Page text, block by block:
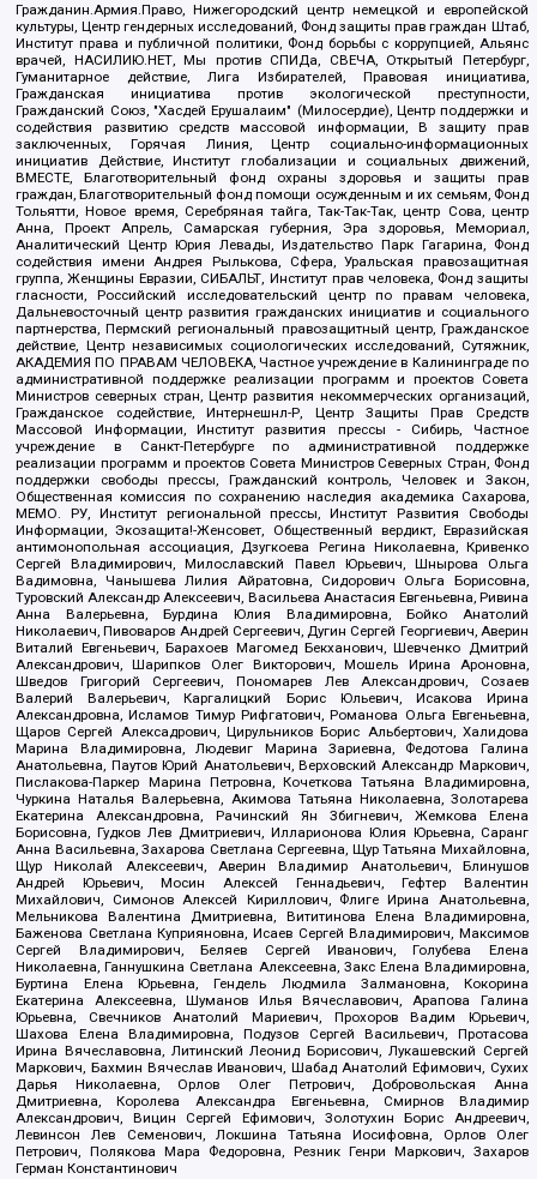
Гражданин.Армия.Право, Нижегородский центр немецкой и европейской
культуры, Центр гендерных исследований, Фонд защиты прав граждан Штаб,
Институт права и публичной политики, Фонд борьбы с коррупцией, Альянс
врачей, НАСИЛИЮ.НЕТ, Мы против СПИДа, СВЕЧА, Открытый Петербург,
Гуманитарное действие, Лига Избирателей, Правовая инициатива,
Гражданская инициатива против экологической преступности,
Гражданский Союз, "Хасдей Ерушалаим" (Милосердие), Центр поддержки и
содействия развитию средств массовой информации, В защиту прав
заключенных, Горячая Линия, Центр социально-информационных
инициатив Действие, Институт глобализации и социальных движений,
ВМЕСТЕ, Благотворительный фонд охраны здоровья и защиты прав
граждан, Благотворительный фонд помощи осужденным и их семьям, Фонд
Тольятти, Новое время, Серебряная тайга, Так-Так-Так, центр Сова, центр
Анна, Проект Апрель, Самарская губерния, Эра здоровья, Мемориал,
Аналитический Центр Юрия Левады, Издательство Парк Гагарина, Фонд
содействия имени Андрея Рылькова, Сфера, Уральская правозащитная
группа, Женщины Евразии, СИБАЛЬТ, Институт прав человека, Фонд защиты
гласности, Российский исследовательский центр по правам человека,
Дальневосточный центр развития гражданских инициатив и социального
партнерства, Пермский региональный правозащитный центр, Гражданское
действие, Центр независимых социологических исследований, Сутяжник,
АКАДЕМИЯ ПО ПРАВАМ ЧЕЛОВЕКА, Частное учреждение в Калининграде по
административной поддержке реализации программ и проектов Совета
Министров северных стран, Центр развития некоммерческих организаций,
Гражданское содействие, Интернешнл-Р, Центр Защиты Прав Средств
Массовой Информации, Институт развития прессы - Сибирь, Частное
учреждение в Санкт-Петербурге по административной поддержке
реализации программ и проектов Совета Министров Северных Стран, Фонд
поддержки свободы прессы, Гражданский контроль, Человек и Закон,
Общественная комиссия по сохранению наследия академика Сахарова,
МЕМО. РУ, Институт региональной прессы, Институт Развития Свободы
Информации, Экозащита!-Женсовет, Общественный вердикт, Евразийская
антимонопольная ассоциация, Дзугкоева Регина Николаевна, Кривенко
Сергей Владимирович, Милославский Павел Юрьевич, Шнырова Ольга
Вадимовна, Чанышева Лилия Айратовна, Сидорович Ольга Борисовна,
Туровский Александр Алексеевич, Васильева Анастасия Евгеньевна, Ривина
Анна Валерьевна, Бурдина Юлия Владимировна, Бойко Анатолий
Николаевич, Пивоваров Андрей Сергеевич, Дугин Сергей Георгиевич, Аверин
Виталий Евгеньевич, Барахоев Магомед Бекханович, Шевченко Дмитрий
Александрович, Шарипков Олег Викторович, Мошель Ирина Ароновна,
Шведов Григорий Сергеевич, Пономарев Лев Александрович, Созаев
Валерий Валерьевич, Каргалицкий Борис Юльевич, Исакова Ирина
Александровна, Исламов Тимур Рифгатович, Романова Ольга Евгеньевна,
Щаров Сергей Алексадрович, Цирульников Борис Альбертович, Халидова
Марина Владимировна, Людевиг Марина Зариевна, Федотова Галина
Анатольевна, Паутов Юрий Анатольевич, Верховский Александр Маркович,
Пислакова-Паркер Марина Петровна, Кочеткова Татьяна Владимировна,
Чуркина Наталья Валерьевна, Акимова Татьяна Николаевна, Золотарева
Екатерина Александровна, Рачинский Ян Збигневич, Жемкова Елена
Борисовна, Гудков Лев Дмитриевич, Илларионова Юлия Юрьевна, Саранг
Анна Васильевна, Захарова Светлана Сергеевна, Щур Татьяна Михайловна,
Щур Николай Алексеевич, Аверин Владимир Анатольевич, Блинушов
Андрей Юрьевич, Мосин Алексей Геннадьевич, Гефтер Валентин
Михайлович, Симонов Алексей Кириллович, Флиге Ирина Анатольевна,
Мельникова Валентина Дмитриевна, Вититинова Елена Владимировна,
Баженова Светлана Куприяновна, Исаев Сергей Владимирович, Максимов
Сергей Владимирович, Беляев Сергей Иванович, Голубева Елена
Николаевна, Ганнушкина Светлана Алексеевна, Закс Елена Владимировна,
Буртина Елена Юрьевна, Гендель Людмила Залмановна, Кокорина
Екатерина Алексеевна, Шуманов Илья Вячеславович, Арапова Галина
Юрьевна, Свечников Анатолий Мариевич, Прохоров Вадим Юрьевич,
Шахова Елена Владимировна, Подузов Сергей Васильевич, Протасова
Ирина Вячеславовна, Литинский Леонид Борисович, Лукашевский Сергей
Маркович, Бахмин Вячеслав Иванович, Шабад Анатолий Ефимович, Сухих
Дарья Николаевна, Орлов Олег Петрович, Добровольская Анна
Дмитриевна, Королева Александра Евгеньевна, Смирнов Владимир
Александрович, Вицин Сергей Ефимович, Золотухин Борис Андреевич,
Левинсон Лев Семенович, Локшина Татьяна Иосифовна, Орлов Олег
Петрович, Полякова Мара Федоровна, Резник Генри Маркович, Захаров
Герман Константинович